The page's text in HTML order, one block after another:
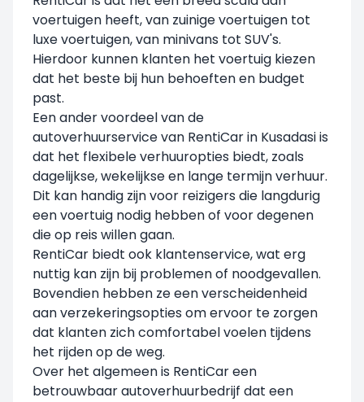
voertuigen heeft, van zuinige voertuigen tot
luxe voertuigen, van minivans tot SUV's.
Hierdoor kunnen klanten het voertuig kiezen
dat het beste bij hun behoeften en budget
past.
Een ander voordeel van de
autoverhuurservice van RentiCar in Kusadasi is
dat het flexibele verhuuropties biedt, zoals
dagelijkse, wekelijkse en lange termijn verhuur.
Dit kan handig zijn voor reizigers die langdurig
een voertuig nodig hebben of voor degenen
die op reis willen gaan.
RentiCar biedt ook klantenservice, wat erg
nuttig kan zijn bij problemen of noodgevallen.
Bovendien hebben ze een verscheidenheid
aan verzekeringsopties om ervoor te zorgen
dat klanten zich comfortabel voelen tijdens
het rijden op de weg.
Over het algemeen is RentiCar een
betrouwbaar autoverhuurbedrijf dat een